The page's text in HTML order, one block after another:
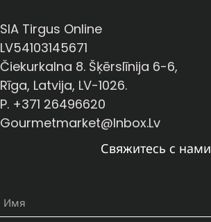
SIA Tirgus Online
LV54103145671
Čiekurkalna 8. Šķērslīnija 6-6,
Rīga, Latvija, LV-1026.
P. +371 26496620
Gourmetmarket@inbox.lv
Свяжитесь с нами